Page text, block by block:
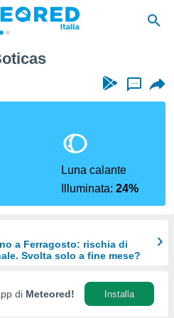
...
Luna calante
Illuminata:24%
a Ferragosto: rischia di
Svolta solo a fine mese?
di Meteored! Installa